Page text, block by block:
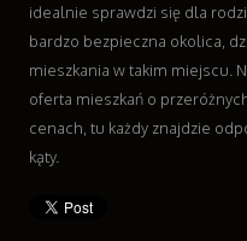
idealnie sprawdzi się dla
bardzo bezpieczna okolica,
mieszkania w takim miejscu.
oferta mieszkań o
cenach, tu każdy znajdzie
kąty.